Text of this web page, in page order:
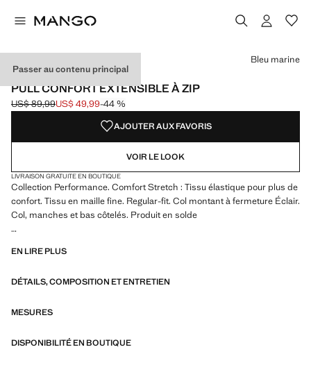
Passer au contenu principal
PERFORMANCE
PULL CONFORT EXTENSIBLE À ZIP
Prix initial barré [US$ 89,99 ]
US$ 89,99
Prix actuel [US$ 49,99 ]
US$ 49,99-44 %
Choisissez une couleur
Couleur Bleu marine sélectionnée
Couleur Gris glacé
Bleu marine
AJOUTER AUX FAVORIS
VOIR LE LOOK
LIVRAISON GRATUITE EN BOUTIQUE
Collection Performance. Comfort Stretch : Tissu élastique pour plus de
confort. Tissu en maille fine. Regular-fit. Col montant à fermeture Éclair.
Col, manches et bas côtelés. Produit en solde
de fibres techniques. Cette sélection présente une vaste gamme de
rapide, faciles à repasser, thermorégulateurs, respirants ou résistants
fonctionnalité et confort
EN LIRE PLUS
DÉTAILS, COMPOSITION ET ENTRETIEN
MESURES
DISPONIBILITÉ EN BOUTIQUE